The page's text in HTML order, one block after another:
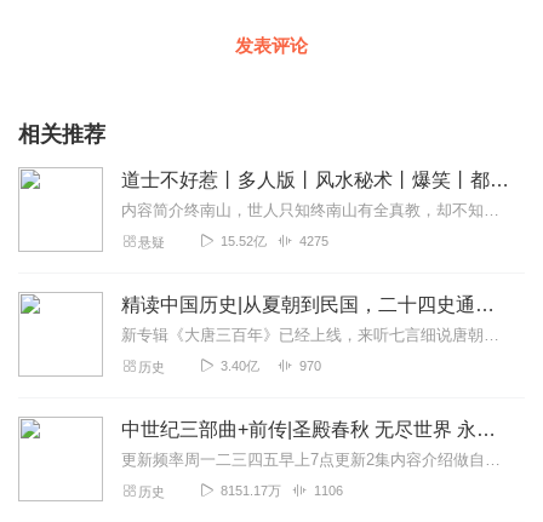
《心智化导向心理治疗——边缘型人格障碍的应用》
发表评论
相关推荐
道士不好惹丨多人版丨风水秘术丨爆笑丨都市丨悬疑丨骨头演播
内容简介终南山，世人只知终南山有全真教，却不知终南山下有一座破败的道观。世人只知茅山善捉鬼，天师精辟邪，杨公会风水，却不知古井观人最懂天道。那一天，古井观的人...
悬疑 15.52亿 4275
精读中国历史|从夏朝到民国，二十四史通史解析，中华上下五千年
新专辑《大唐三百年》已经上线，来听七言细说唐朝三百年历史吧。点击即可跳转收听。【精读中国历史】立足正史，现代阐释。溯本清源，守正创新。比小说还精彩的正说中国历...
历史 3.40亿 970
中世纪三部曲+前传|圣殿春秋 无尽世界 永恒火焰 暗夜与黎明|惠天言亮解读版
更新频率周一二三四五早上7点更新2集内容介绍做自己喜欢的事，直到世界为你改变。言亮、惠天，为你解读世界级畅销IP--肯·福莱特《中世纪三部曲》+前传《暗夜与...
历史 8151.17万 1106